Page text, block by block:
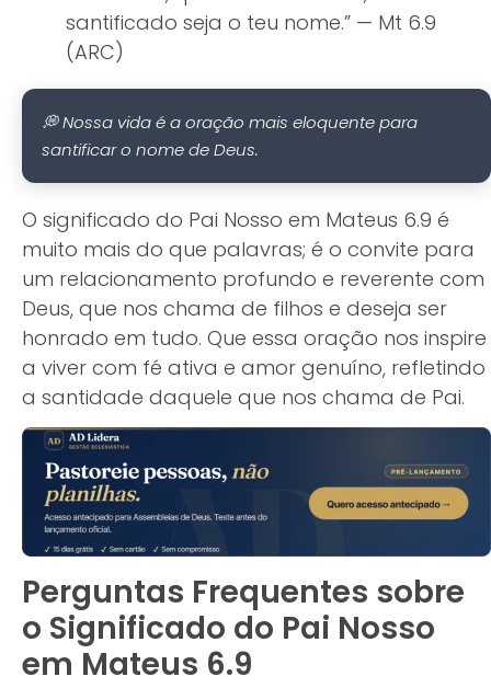
santificado seja o teu nome.” — Mt 6.9
(ARC)
💭 Nossa vida é a oração mais eloquente para
santificar o nome de Deus.
O significado do Pai Nosso em Mateus 6.9 é
muito mais do que palavras; é o convite para
um relacionamento profundo e reverente com
Deus, que nos chama de filhos e deseja ser
honrado em tudo. Que essa oração nos inspire
a viver com fé ativa e amor genuíno, refletindo
a santidade daquele que nos chama de Pai.
Perguntas Frequentes sobre
o Significado do Pai Nosso
em Mateus 6.9